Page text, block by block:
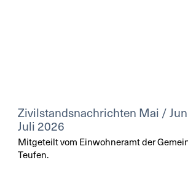
Zivilstandsnachrichten Mai /
Juli 2026
Mitgeteilt vom Einwohneramt der
Teufen.